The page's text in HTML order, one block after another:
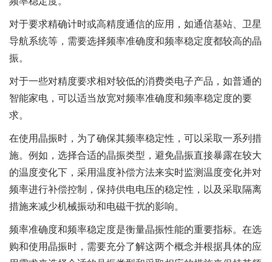
对于要求精确计时或高精度通信的应用，如通信基站、卫星
导航系统等，需要选择频率准确度和频率稳定度都较高的晶
振。
对于一些对精度要求相对较低的消费类电子产品，如普通的
智能家电，可以适当放宽对频率准确度和频率稳定度的要
求。
在使用晶振时，为了确保其频率稳定性，可以采取一系列措
施。例如，选择合适的晶振类型，避免晶振直接暴露在较大
的温度变化下，采用温度补偿方法来实时监测温度变化并对
频率进行补偿控制，保持供电电压的稳定性，以及采取隔离
措施来减少机械振动和电磁干扰的影响。
频率准确度和频率稳定度是衡量晶振性能的重要指标。在选
购和使用晶振时，需要充分了解这两个概念并根据具体的应